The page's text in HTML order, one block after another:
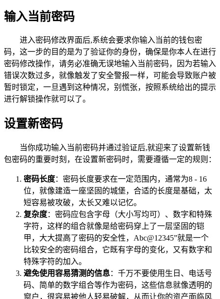
输入当前密码
进入密码修改界面后,系统会要求你输入当前的钱包密
码，这一步的目的是为了验证你的身份，确保是你本人在进行
密码修改操作，请务必准确无误地输入当前密码，因为若输入
错误次数过多，就像触发了安全警报一样，可能会导致账户被
暂时锁定，一旦遇到这种情况，别慌张，按照系统给出的提示
进行解锁操作就可以了。
设置新密码
当你成功输入当前密码并通过验证后,就迎来了设置新钱
包密码的重要时刻，在设置新密码时，需要遵循一定的规则：
密码长度：密码长度要求在一定范围内，通常为8 - 16
位，就像建造一座坚固的城堡，合适的长度是基础，太
短容易被攻破，太长又难以记忆。
复杂度：密码应包含字母（大小写均可）、数字和特殊
字符，这样的组合就像是给密码穿上了一层坚固的铠
甲，大大提高了密码的安全性，Abc@12345”就是一个
比较安全的密码组合，它既有字母的变化，又有数字和
特殊字符的加入。
避免使用容易猜测的信息：千万不要使用生日、电话号
码、简单的数字组合等作为密码，这些信息就像透明的
窗户，很容易被他人轻易破解，从而让你的资产面临风